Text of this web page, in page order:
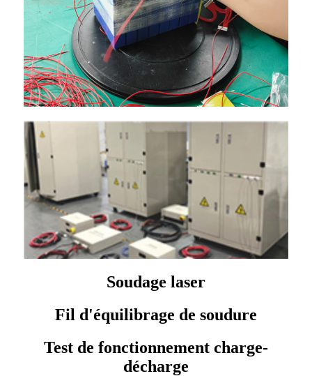
Soudage laser
Fil d'équilibrage de soudure
Test de fonctionnement charge-
décharge